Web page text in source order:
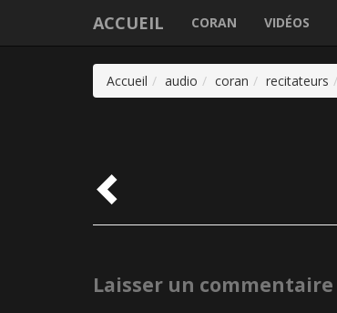
ACCUEIL CORAN VIDÉOS
Accueil audio coran recitateurs
Laisser un commentaire